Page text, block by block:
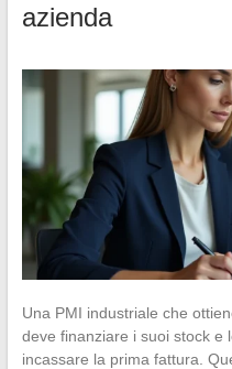
azienda
Una PMI industriale che
deve finanziare i suoi stock e
incassare la prima fattura.